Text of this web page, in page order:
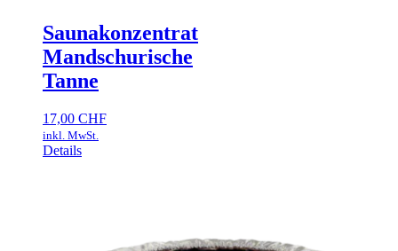
Saunakonzentrat
Mandschurische
Tanne
17,00 CHF
inkl. MwSt.
Details